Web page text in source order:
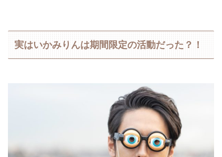
実はいかみりんは期間限定の活動だった？！